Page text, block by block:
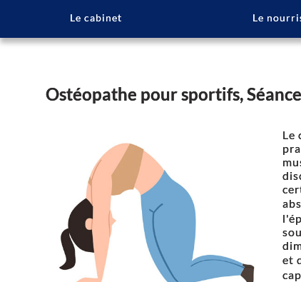
Le cabinet Le
Ostéopathe pour sportifs,
Le
et